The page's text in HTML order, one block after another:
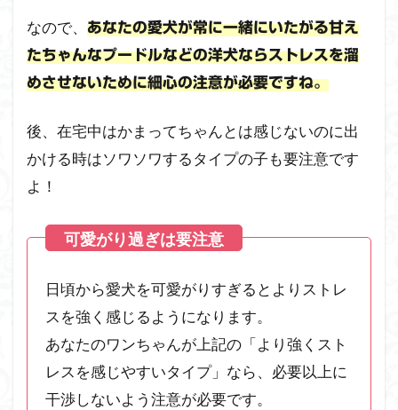
ス
溜
ま
く
い
境
作
り
2.1
何故
狭い
空間
が良
い
なので、
あなたの愛犬が常に一緒にいたがる甘え
たちゃんなプードルなどの洋犬ならストレスを溜
めさせないために細心の注意が必要ですね。
後、在宅中はかまってちゃんとは感じないのに出
かける時はソワソワするタイプの子も要注意です
よ！
日頃から愛犬を可愛がりすぎるとよりストレ
スを強く感じるようになります。
あなたのワンちゃんが上記の「より強くスト
レスを感じやすいタイプ」なら、必要以上に
干渉しないよう注意が必要です。